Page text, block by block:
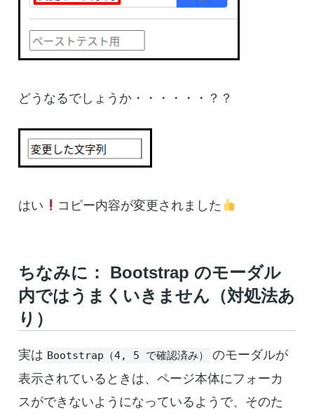
どうなるでしょうか・・・・・・？？
はい コピー内容が変更されました
ちなみに： Bootstrap のモーダル
内ではうまくいきません（対処法あ
り）
実は Bootstrap（4, 5 で確認済み）
のモーダルが
表示されているときは、ページ本体にフォーカ
スができないようになっているようで、そのた